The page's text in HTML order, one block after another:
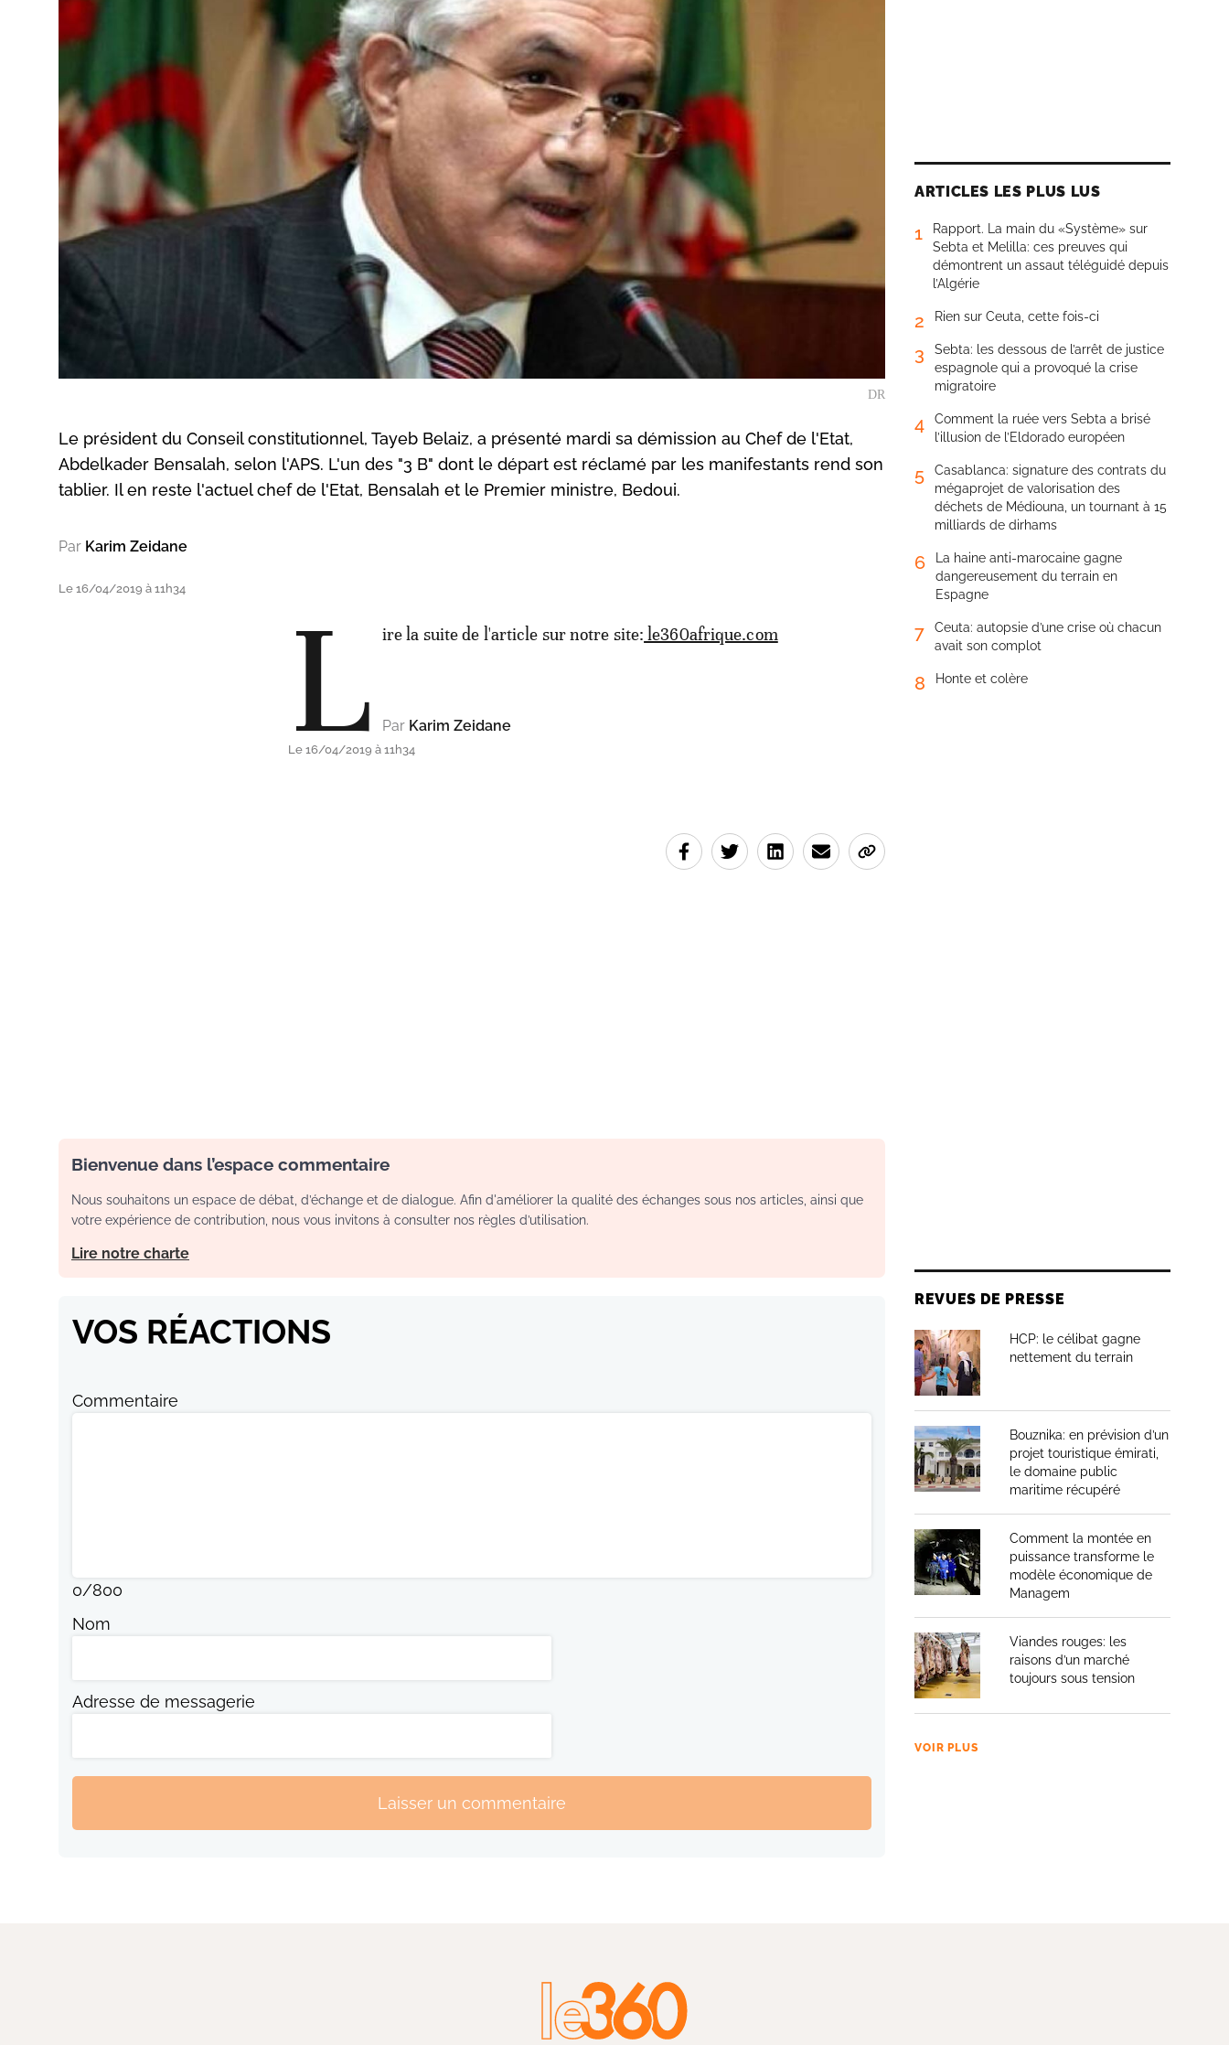
DR
Le président du Conseil constitutionnel, Tayeb Belaiz, a présenté mardi sa démission au Chef de l'Etat,
Abdelkader Bensalah, selon l'APS. L'un des "3 B" dont le départ est réclamé par les manifestants rend son
tablier. Il en reste l'actuel chef de l'Etat, Bensalah et le Premier ministre, Bedoui.
Par Karim Zeidane
Le 16/04/2019 à 11h34 L ire la suite de l'article sur notre site: le360afrique.com
Par Karim Zeidane
Le 16/04/2019 à 11h34
Bienvenue dans l’espace commentaire
Nous souhaitons un espace de débat, d’échange et de dialogue. Afin d'améliorer la qualité des échanges sous nos articles, ainsi que
votre expérience de contribution, nous vous invitons à consulter nos règles d’utilisation.
Lire notre charte
VOS RÉACTIONS
Commentaire
0/800
Nom
Adresse de messagerie
Laisser un commentaire
ARTICLES LES PLUS LUS
1
Rapport. La main du «Système» sur
Sebta et Melilla: ces preuves qui
démontrent un assaut téléguidé depuis
l’Algérie
2 Rien sur Ceuta, cette fois-ci
3
Sebta: les dessous de l’arrêt de justice
espagnole qui a provoqué la crise
migratoire
4
Comment la ruée vers Sebta a brisé
l’illusion de l’Eldorado européen
5
Casablanca: signature des contrats du
mégaprojet de valorisation des
déchets de Médiouna, un tournant à 15
milliards de dirhams
6
La haine anti-marocaine gagne
dangereusement du terrain en
Espagne
7
Ceuta: autopsie d’une crise où chacun
avait son complot
8 Honte et colère
REVUES DE PRESSE
HCP: le célibat gagne
nettement du terrain
Bouznika: en prévision d’un
projet touristique émirati,
le domaine public
maritime récupéré
Comment la montée en
puissance transforme le
modèle économique de
Managem
Viandes rouges: les
raisons d’un marché
toujours sous tension
VOIR PLUS